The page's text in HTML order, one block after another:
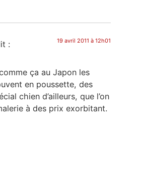
: 19 avril 2011 à 12h01
ça au Japon les
en poussette, des
chien d’ailleurs, que l’on
à des prix exorbitant.